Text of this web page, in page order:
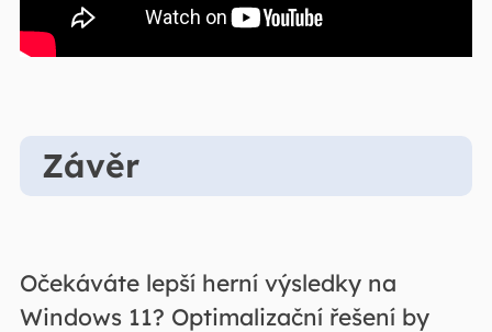
Závěr
Očekáváte lepší herní výsledky na
Windows 11? Optimalizační řešení by